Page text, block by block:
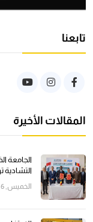
تابعنا
المقالات الأخيرة
الجامعة
التشادية
الخميس, 6 أغسطس 2026, 23:32